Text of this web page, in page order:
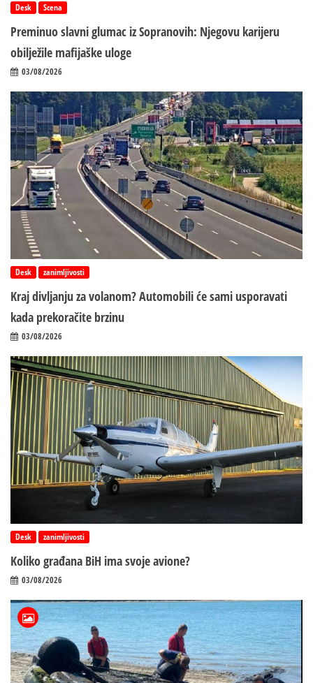
Desk Scena
Preminuo slavni glumac iz Sopranovih: Njegovu karijeru
obilježile mafijaške uloge
03/08/2026
Desk zanimljivosti
Kraj divljanju za volanom? Automobili će sami usporavati
kada prekoračite brzinu
03/08/2026
Desk zanimljivosti
Koliko građana BiH ima svoje avione?
03/08/2026